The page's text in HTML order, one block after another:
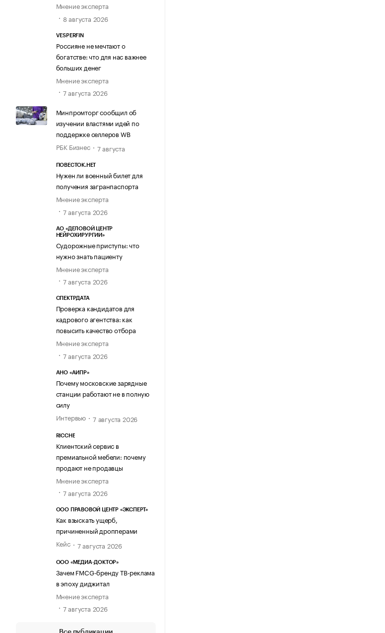
Мнение эксперта
8 августа 2026
VESPERFIN
Россияне не мечтают о
богатстве: что для нас важнее
больших денег
Мнение эксперта
7 августа 2026
Минпромторг сообщил об
изучении властями идей по
поддержке селлеров WB
РБК Бизнес
7 августа
ПОВЕСТОК.НЕТ
Нужен ли военный билет для
получения загранпаспорта
Мнение эксперта
7 августа 2026
АО «ДЕЛОВОЙ ЦЕНТР
НЕЙРОХИРУРГИИ»
Судорожные приступы: что
нужно знать пациенту
Мнение эксперта
7 августа 2026
СПЕКТРДАТА
Проверка кандидатов для
кадрового агентства: как
повысить качество отбора
Мнение эксперта
7 августа 2026
АНО «АИПР»
Почему московские зарядные
станции работают не в полную
силу
Интервью
7 августа 2026
RICCHE
Клиентский сервис в
премиальной мебели: почему
продают не продавцы
Мнение эксперта
7 августа 2026
ООО ПРАВОВОЙ ЦЕНТР «ЭКСПЕРТ»
Как взыскать ущерб,
причиненный дропперами
Кейс
7 августа 2026
ООО «МЕДИА-ДОКТОР»
Зачем FMCG-бренду ТВ-реклама
в эпоху диджитал
Мнение эксперта
7 августа 2026